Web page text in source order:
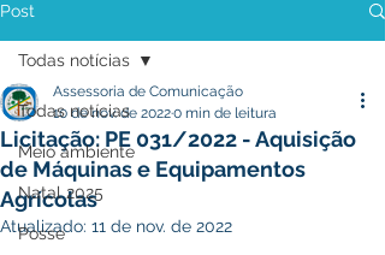
Post
Todas notícias
Meio ambiente
Natal 2025
Posse
Todas notícias
Licitação: PE 031/2022 - Aquisição
de Máquinas e Equipamentos
Agrícolas
Assessoria de Comunicação
10 de nov. de 20220 min de leitura
Atualizado: 11 de nov. de 2022